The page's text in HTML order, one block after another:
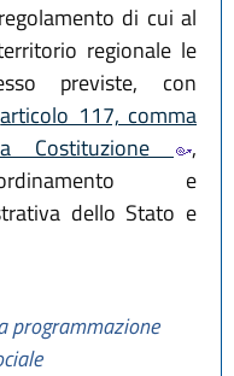
di cui al
regionale le
previste, con
articolo 117, comma
Costituzione
,
e
dello Stato e
programmazione